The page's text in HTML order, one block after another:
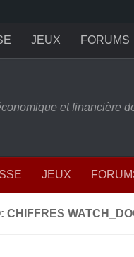
JEUX FORUMS
et financière
JEUX
CHIFFRES